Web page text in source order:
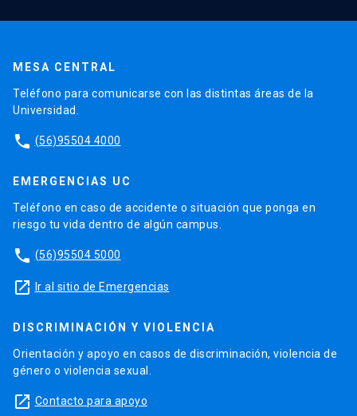
MESA CENTRAL
Teléfono para comunicarse con las distintas áreas de la
Universidad.
phone (56)95504 4000
EMERGENCIAS UC
Teléfono en caso de accidente o situación que ponga en
riesgo tu vida dentro de algún campus.
phone (56)95504 5000
launch Ir al sitio de Emergencias
DISCRIMINACIÓN Y VIOLENCIA
Orientación y apoyo en casos de discriminación, violencia de
género o violencia sexual.
launch Contacto para apoyo